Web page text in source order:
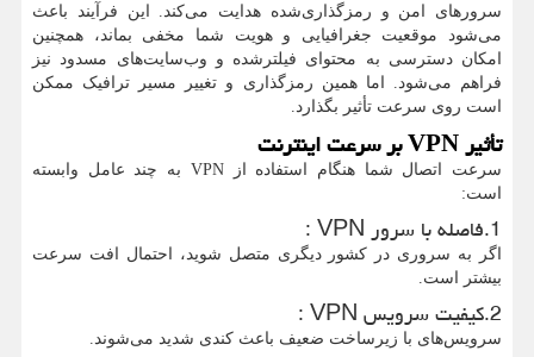
سرورهای امن و رمزگذاری‌شده هدایت می‌کند. این فرآیند باعث
می‌شود موقعیت جغرافیایی و هویت شما مخفی بماند، همچنین
امکان دسترسی به محتوای فیلترشده و وب‌سایت‌های مسدود نیز
فراهم می‌شود. اما همین رمزگذاری و تغییر مسیر ترافیک ممکن
است روی سرعت تأثیر بگذارد.
تأثیرVPNبر سرعت اینترنت
سرعت اتصال شما هنگام استفاده از VPN به چند عامل وابسته
است:
1.فاصله با سرور VPN
:
اگر به سروری در کشور دیگری متصل شوید، احتمال افت سرعت
بیشتر است.
2.کیفیت سرویس VPN
:
سرویس‌های با زیرساخت ضعیف باعث کندی شدید می‌شوند.